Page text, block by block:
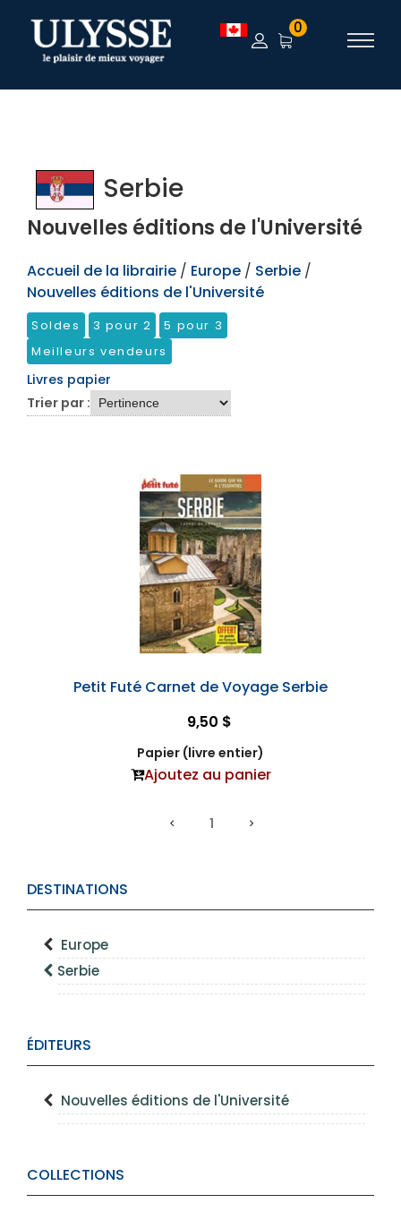
TEST 0
DESTINATIONS
Europe
Serbie
ÉDITEURS
Nouvelles éditions de l'Université
COLLECTIONS
Serbie
Nouvelles éditions de l'Université
Accueil de la librairie / Europe / Serbie /
Nouvelles éditions de l'Université
Soldes 3 pour 2
5 pour 3
Meilleurs vendeurs
Livres papier
Trier par :
Petit Futé Carnet de Voyage Serbie
9,50 $
Papier (livre entier)
Ajoutez au panier
1